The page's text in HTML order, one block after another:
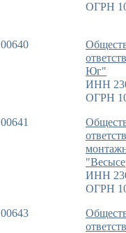
ОГРН
00640
Юг"
ИНН
ОГРН
00641
ИНН
ОГРН
00643